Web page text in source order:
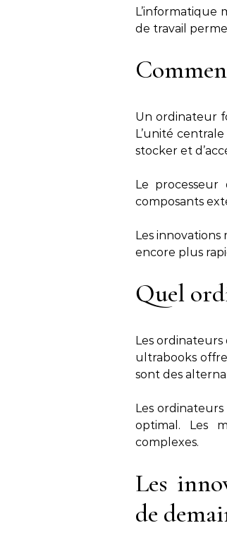
L’informatique
de travail
Un ordinateur
L’unité
stocker et
Le
composants
Les innovations
encore plus
Quel
Les
ultrabooks
sont des
Les
optimal. Les
complexes.
Les
de